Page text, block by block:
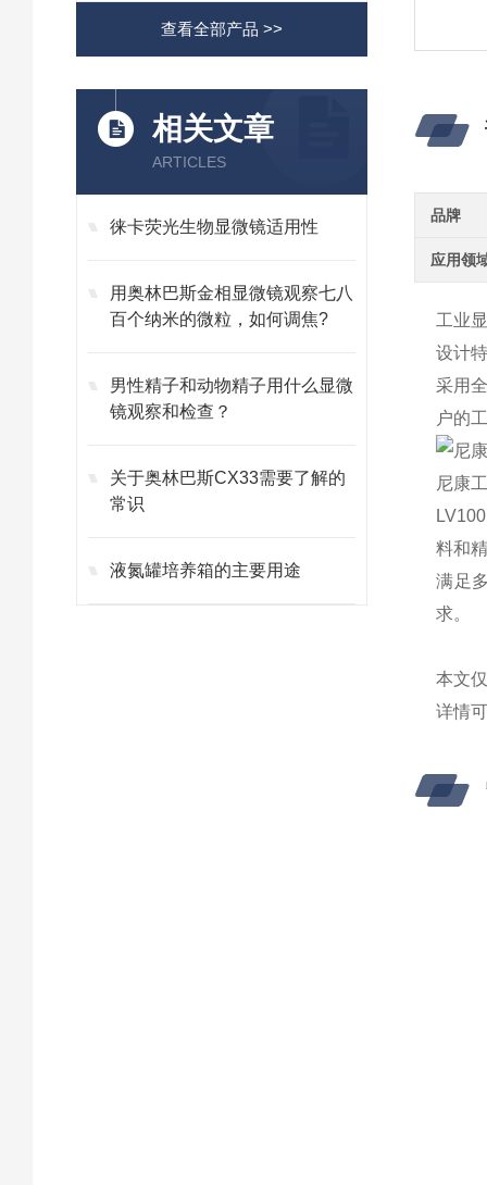
查看全部产品 >>
相关文章
ARTICLES
徕卡荧光生物显微镜适用性
用奥林巴斯金相显微镜观察七八
百个纳米的微粒，如何调焦?
男性精子和动物精子用什么显微
镜观察和检查？
关于奥林巴斯CX33需要了解的
常识
液氮罐培养箱的主要用途
品牌
应用领
工业
设计
采用
户的
尼康
料和
满足
求。
本文
详情